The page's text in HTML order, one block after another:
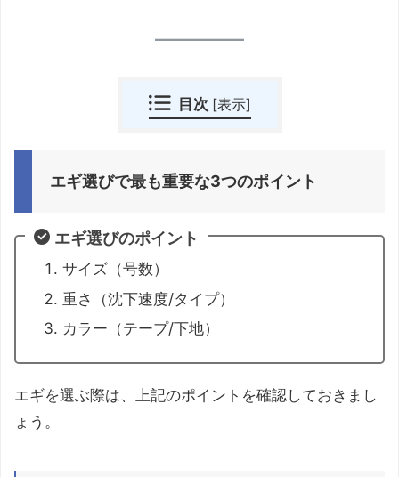
目次 [表示]
エギ選びで最も重要な3つのポイント
エギ選びのポイント
サイズ（号数）
重さ（沈下速度/タイプ）
カラー（テープ/下地）
エギを選ぶ際は、上記のポイントを確認しておきまし
ょう。